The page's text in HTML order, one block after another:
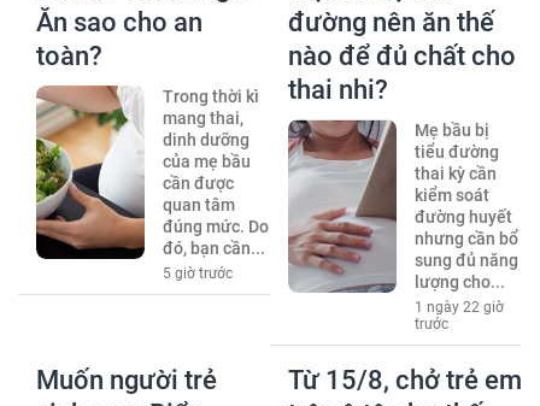
Ăn sao cho an
toàn?
Trong thời kì
mang thai,
dinh dưỡng
của mẹ bầu
cần được
quan tâm
đúng mức. Do
đó, bạn cần...
5 giờ trước
đường nên ăn thế
nào để đủ chất cho
thai nhi?
Mẹ bầu bị
tiểu đường
thai kỳ cần
kiểm soát
đường huyết
nhưng cần bổ
sung đủ năng
lượng cho...
1 ngày 22 giờ
trước
Muốn người trẻ
Từ 15/8, chở trẻ em